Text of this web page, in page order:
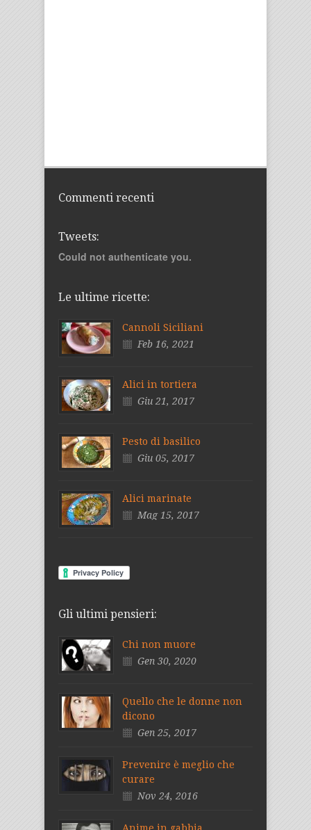
Commenti recenti
Tweets:
Could not authenticate you.
Le ultime ricette:
Cannoli Siciliani
Feb 16, 2021
Alici in tortiera
Giu 21, 2017
Pesto di basilico
Giu 05, 2017
Alici marinate
Mag 15, 2017
Gli ultimi pensieri:
Chi non muore
Gen 30, 2020
Quello che le donne non
dicono
Gen 25, 2017
Prevenire è meglio che
curare
Nov 24, 2016